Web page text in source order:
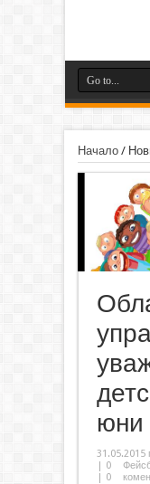
Начало/
юни
31.05.2015
| 0
| 0